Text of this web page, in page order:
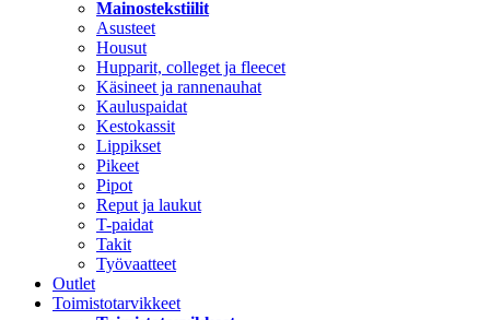
Mainostekstiilit
Asusteet
Housut
Hupparit, colleget ja fleecet
Käsineet ja rannenauhat
Kauluspaidat
Kestokassit
Lippikset
Pikeet
Pipot
Reput ja laukut
T-paidat
Takit
Työvaatteet
Outlet
Toimistotarvikkeet